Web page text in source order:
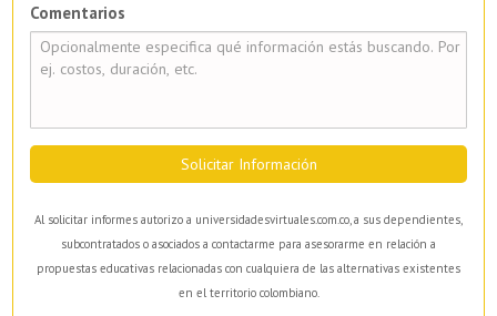
Comentarios
Solicitar Información
Al solicitar informes autorizo a universidadesvirtuales.com.co, a sus dependientes,
subcontratados o asociados a contactarme para asesorarme en relación a
propuestas educativas relacionadas con cualquiera de las alternativas existentes
en el territorio colombiano.